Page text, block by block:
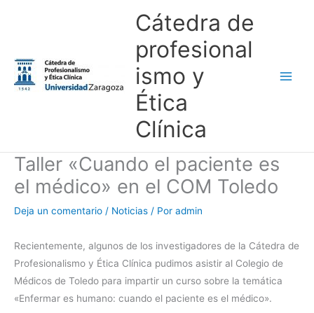
Cátedra de
profesional
ismo y
Ética
Clínica
Taller «Cuando el paciente es
el médico» en el COM Toledo
Deja un comentario / Noticias / Por admin
Recientemente, algunos de los investigadores de la Cátedra de
Profesionalismo y Ética Clínica pudimos asistir al Colegio de
Médicos de Toledo para impartir un curso sobre la temática
«Enfermar es humano: cuando el paciente es el médico».